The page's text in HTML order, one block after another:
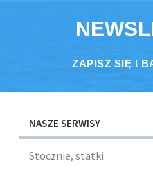
ZAPISZ SIĘ I
NASZE SERWISY
Stocznie, statki